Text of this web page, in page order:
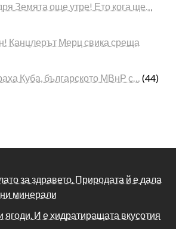
Земята още утре! Ето кога ще…
Канцлерът Мерц свика среща
Куба, българското МВнР с… (44)
за здравето. Природата й е дала
минерали
ягоди. И е хидратиращата вкусотия